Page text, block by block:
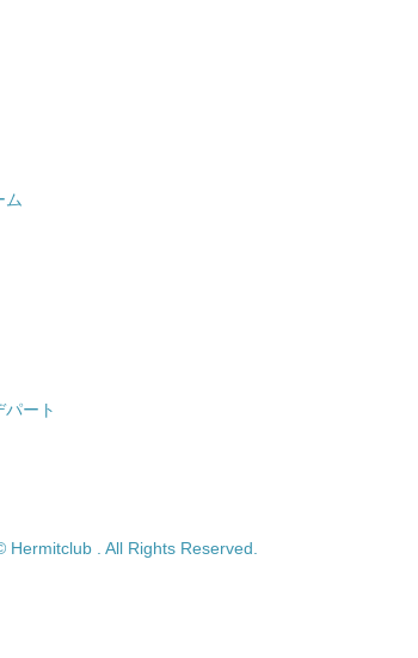
ート
Hermitclub . All Rights Reserved.